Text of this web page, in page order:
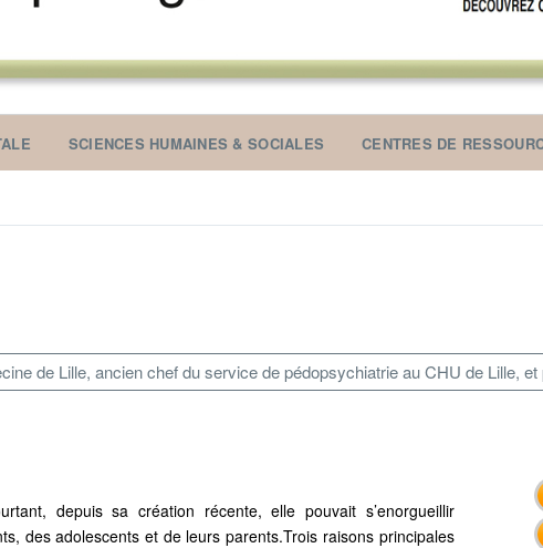
SCIENCES HUMAINES & SOCIALES CENTRES DE
de Lille, ancien chef du service de pédopsychiatrie au CHU de Lille,
depuis sa création récente, elle pouvait s’enorgueillir
des adolescents et de leurs parents.Trois raisons principales